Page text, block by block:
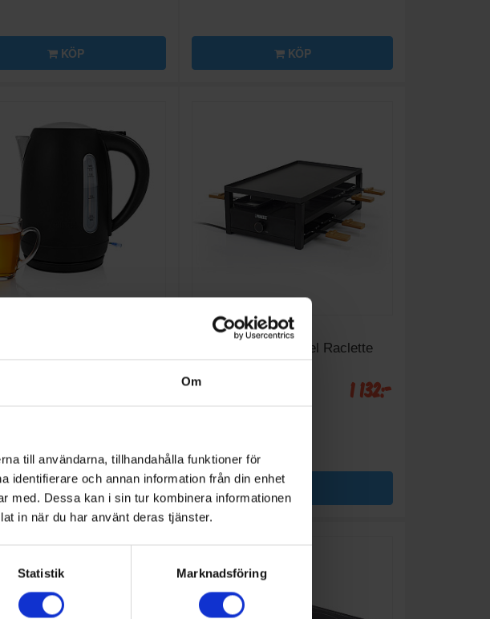
Om
till användarna, tillhandahålla funktioner för
identifierare och annan information från din enhet
med. Dessa kan i sin tur kombinera informationen
in när du har använt deras tjänster.
Statistik Marknadsföring
KÖP KÖP
I lager
KÖP
Köksapparat
Black Steel Raclette
Färg: Svart
1 132:-